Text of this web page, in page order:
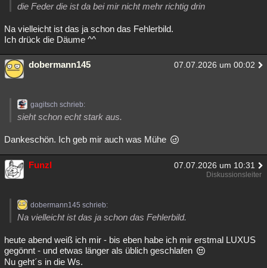
die Feder die ist da bei mir nicht mehr richtig drin
Na vielleicht ist das ja schon das Fehlerbild.
Ich drück die Däume ^^
dobermann145 07.07.2026 um 00:02
gagitsch schrieb:
sieht schon echt stark aus.
Dankeschön. Ich geb mir auch was Mühe
Funzl 07.07.2026 um 10:31
Diskussionsleiter
dobermann145 schrieb:
Na vielleicht ist das ja schon das Fehlerbild.
heute abend weiß ich mir - bis eben habe ich mir erstmal LUXUS
gegönnt - und etwas länger als üblich geschlafen
Nu geht´s in die Ws.